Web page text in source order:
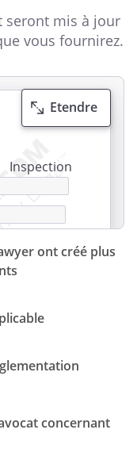
seront mis à jour
vous fournirez.
ont créé plus
concernant
Etendre
Inspection